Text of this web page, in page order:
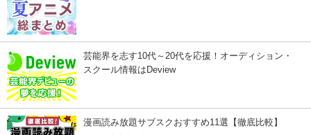
芸能界を志す10代～20代を応援！オーディション・
スクール情報はDeview
漫画読み放題サブスクおすすめ11選【徹底比較】